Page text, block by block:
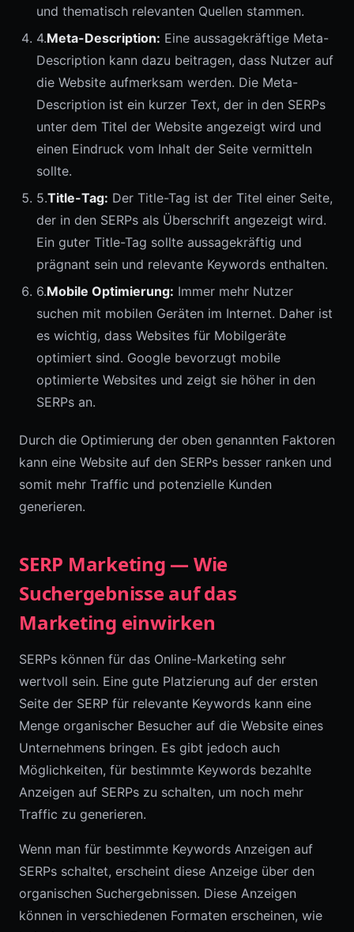
und thematisch relevanten Quellen stammen.
4.Meta-Description: Eine aussagekräftige Meta-
Description kann dazu beitragen, dass Nutzer auf
die Website aufmerksam werden. Die Meta-
Description ist ein kurzer Text, der in den SERPs
unter dem Titel der Website angezeigt wird und
einen Eindruck vom Inhalt der Seite vermitteln
sollte.
5.Title-Tag: Der Title-Tag ist der Titel einer Seite,
der in den SERPs als Überschrift angezeigt wird.
Ein guter Title-Tag sollte aussagekräftig und
prägnant sein und relevante Keywords enthalten.
6.Mobile Optimierung: Immer mehr Nutzer
suchen mit mobilen Geräten im Internet. Daher ist
es wichtig, dass Websites für Mobilgeräte
optimiert sind. Google bevorzugt mobile
optimierte Websites und zeigt sie höher in den
SERPs an.
Durch die Optimierung der oben genannten Faktoren
kann eine Website auf den SERPs besser ranken und
somit mehr Traffic und potenzielle Kunden
generieren.
SERP Marketing — Wie
Suchergebnisse auf das
Marketing einwirken
SERPs können für das Online-Marketing sehr
wertvoll sein. Eine gute Platzierung auf der ersten
Seite der SERP für relevante Keywords kann eine
Menge organischer Besucher auf die Website eines
Unternehmens bringen. Es gibt jedoch auch
Möglichkeiten, für bestimmte Keywords bezahlte
Anzeigen auf SERPs zu schalten, um noch mehr
Traffic zu generieren.
Wenn man für bestimmte Keywords Anzeigen auf
SERPs schaltet, erscheint diese Anzeige über den
organischen Suchergebnissen. Diese Anzeigen
können in verschiedenen Formaten erscheinen, wie